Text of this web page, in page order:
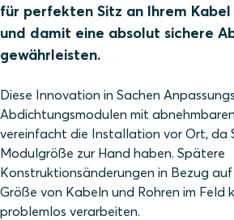
für perfekten Sitz an Ihrem
und damit eine absolut sichere
gewährleisten.
Diese Innovation in Sachen
Abdichtungsmodulen mit
vereinfacht die Installation vor Ort, da
Modulgröße zur Hand haben. Spätere
Konstruktionsänderungen in Bezug
Größe von Kabeln und Rohren im Feld
problemlos verarbeiten.